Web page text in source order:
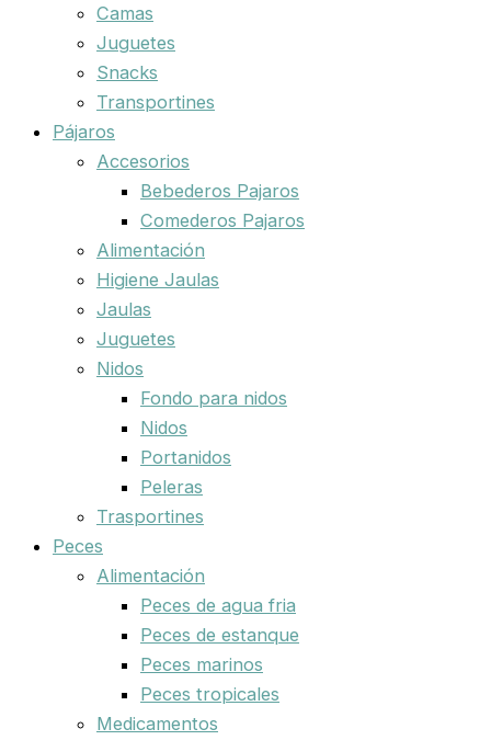
Camas
Juguetes
Snacks
Transportines
Pájaros
Accesorios
Bebederos Pajaros
Comederos Pajaros
Alimentación
Higiene Jaulas
Jaulas
Juguetes
Nidos
Fondo para nidos
Nidos
Portanidos
Peleras
Trasportines
Peces
Alimentación
Peces de agua fria
Peces de estanque
Peces marinos
Peces tropicales
Medicamentos